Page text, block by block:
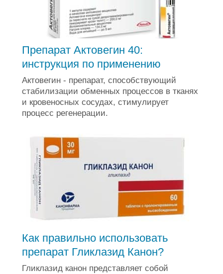
Препарат Актовегин 40:
инструкция по применению
Актовегин - препарат, способствующий
стабилизации обменных процессов в тканях
и кровеносных сосудах, стимулирует
процесс регенерации.
Как правильно использовать
препарат Гликлазид Канон?
Гликлазид канон представляет собой